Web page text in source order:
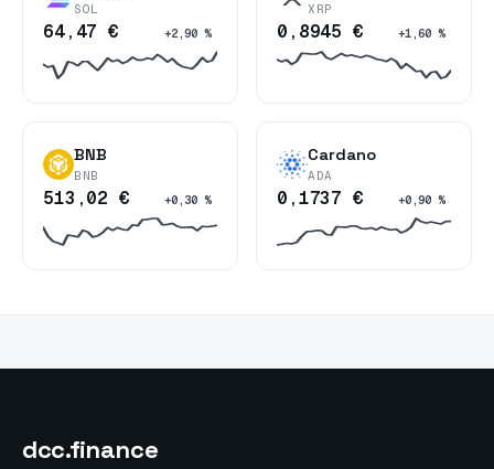
SOL
64,47 € +2,90 %
XRP
0,8945 € +1,60 %
BNB
BNB
513,02 € +0,30 %
Cardano
ADA
0,1737 € +0,90 %
dcc.finance